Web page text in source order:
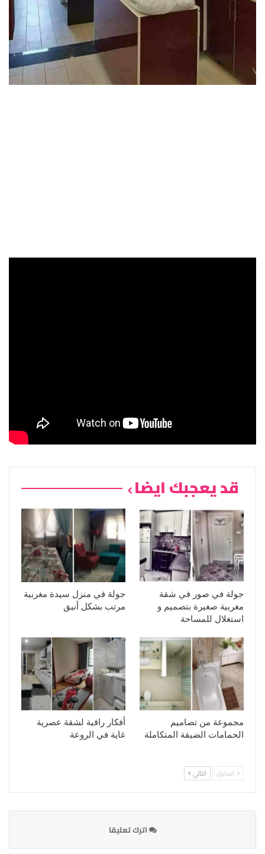
قد يعجبك ايضا
جولة في صور في شقة
مغربية صغيرة بتصميم و
استغلال للمساحة
جولة في منزل سيدة مغربية
مرتب بشكل أنيق
مجموعة من تصاميم
الحمامات الضيقة المتكاملة
أفكار راقية لشقة عصرية
غاية في الروعة
السابق التالي
اترك تعليقا